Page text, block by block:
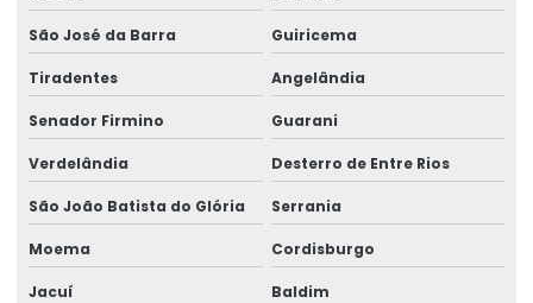
São José da Barra Guiricema
Tiradentes Angelândia
Senador Firmino Guarani
Verdelândia Desterro de Entre Rios
São João Batista do Glória Serrania
Moema Cordisburgo
Jacuí Baldim